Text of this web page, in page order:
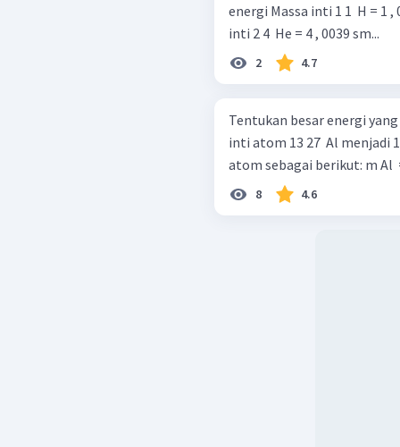
energi Massa inti 1 1 ​ H = 1 , 0081 sma massa inti 2 3 ​ He = 3 , 0169 sma massa
inti 2 4 ​ He = 4 , 0039 sm...
2 4.7
Tentukan besar energi
inti atom 13 27 ​ Al menjadi
atom
8 4.6